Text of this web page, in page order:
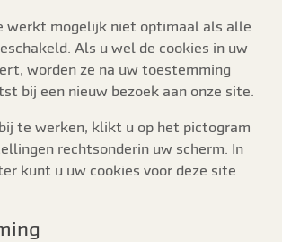
werkt mogelijk niet optimaal als alle
Als u wel de cookies in uw
worden ze na uw toestemming
bij een nieuw bezoek aan onze site.
te werken, klikt u op het pictogram
rechtsonderin uw scherm. In
kunt u uw cookies voor deze site